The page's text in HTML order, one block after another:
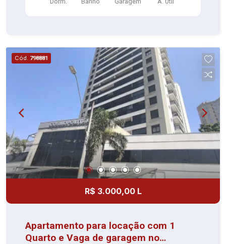
festas - Segurança 24h para sua tranquilidade -
às principais vias da região. O bairro é seguro,
moderno e perfeito para quem busca qualidade
Cód. 798881
R$ 3.000,00 L
Apartamento para locação com 1
Quarto e Vaga de garagem no